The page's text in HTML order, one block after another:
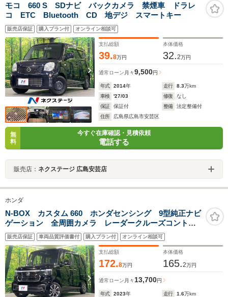
モコ 660 S SDナビ バックカメラ 禁煙車 ドラレ
コ ETC Bluetooth CD 地デジ スマートキー
販売店保証 購入プラン付 オンライン相談可
支払総額
39.8万円
本体価格
32.2万円
通常ローン 月々9,500円
年式 2014年 走行 8.3万km
車検
'27/03 修復
なし
保証
保証付 整備
法定整備付
住所
広島県広島市安芸区
無
料
今すぐ在庫確認・見積依頼
電話する
販売店： ネクステージ 広島安芸店
ホンダ
N-BOX カスタム 660 ホンダセンシング 9型純正ナビ
ゲーション 全周囲カメラ レーダークルーズコントロ
ール 両側電動スライドドア 前席シートヒーター
LEDヘッドライト オートライト ドライブレコーター
販売店保証 車両品質評価書付 購入プラン付 オンライン相談可
支払総額
172.8万円
本体価格
165.2万円
通常ローン 月々 13,700円
年式 2023年 走行 1.6万km